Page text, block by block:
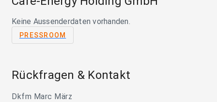
Keine Aussenderdaten vorhanden.
PRESSROOM
Rückfragen & Kontakt
Dkfm Marc März